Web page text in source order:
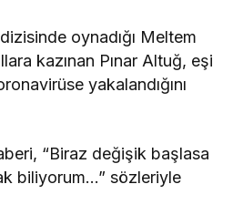
oynadığı Meltem
kazınan Pınar Altuğ, eşi
yakalandığını
“Biraz değişik başlasa
biliyorum…” sözleriyle